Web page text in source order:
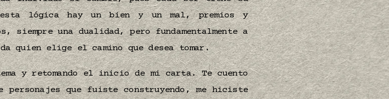
lógica hay un bien y un mal, premios y
siempre una dualidad, pero fundamentalmente a
quien elige el camino que desea tomar.
y retomando el inicio de mi carta. Te cuento
personajes que fuiste construyendo, me hiciste